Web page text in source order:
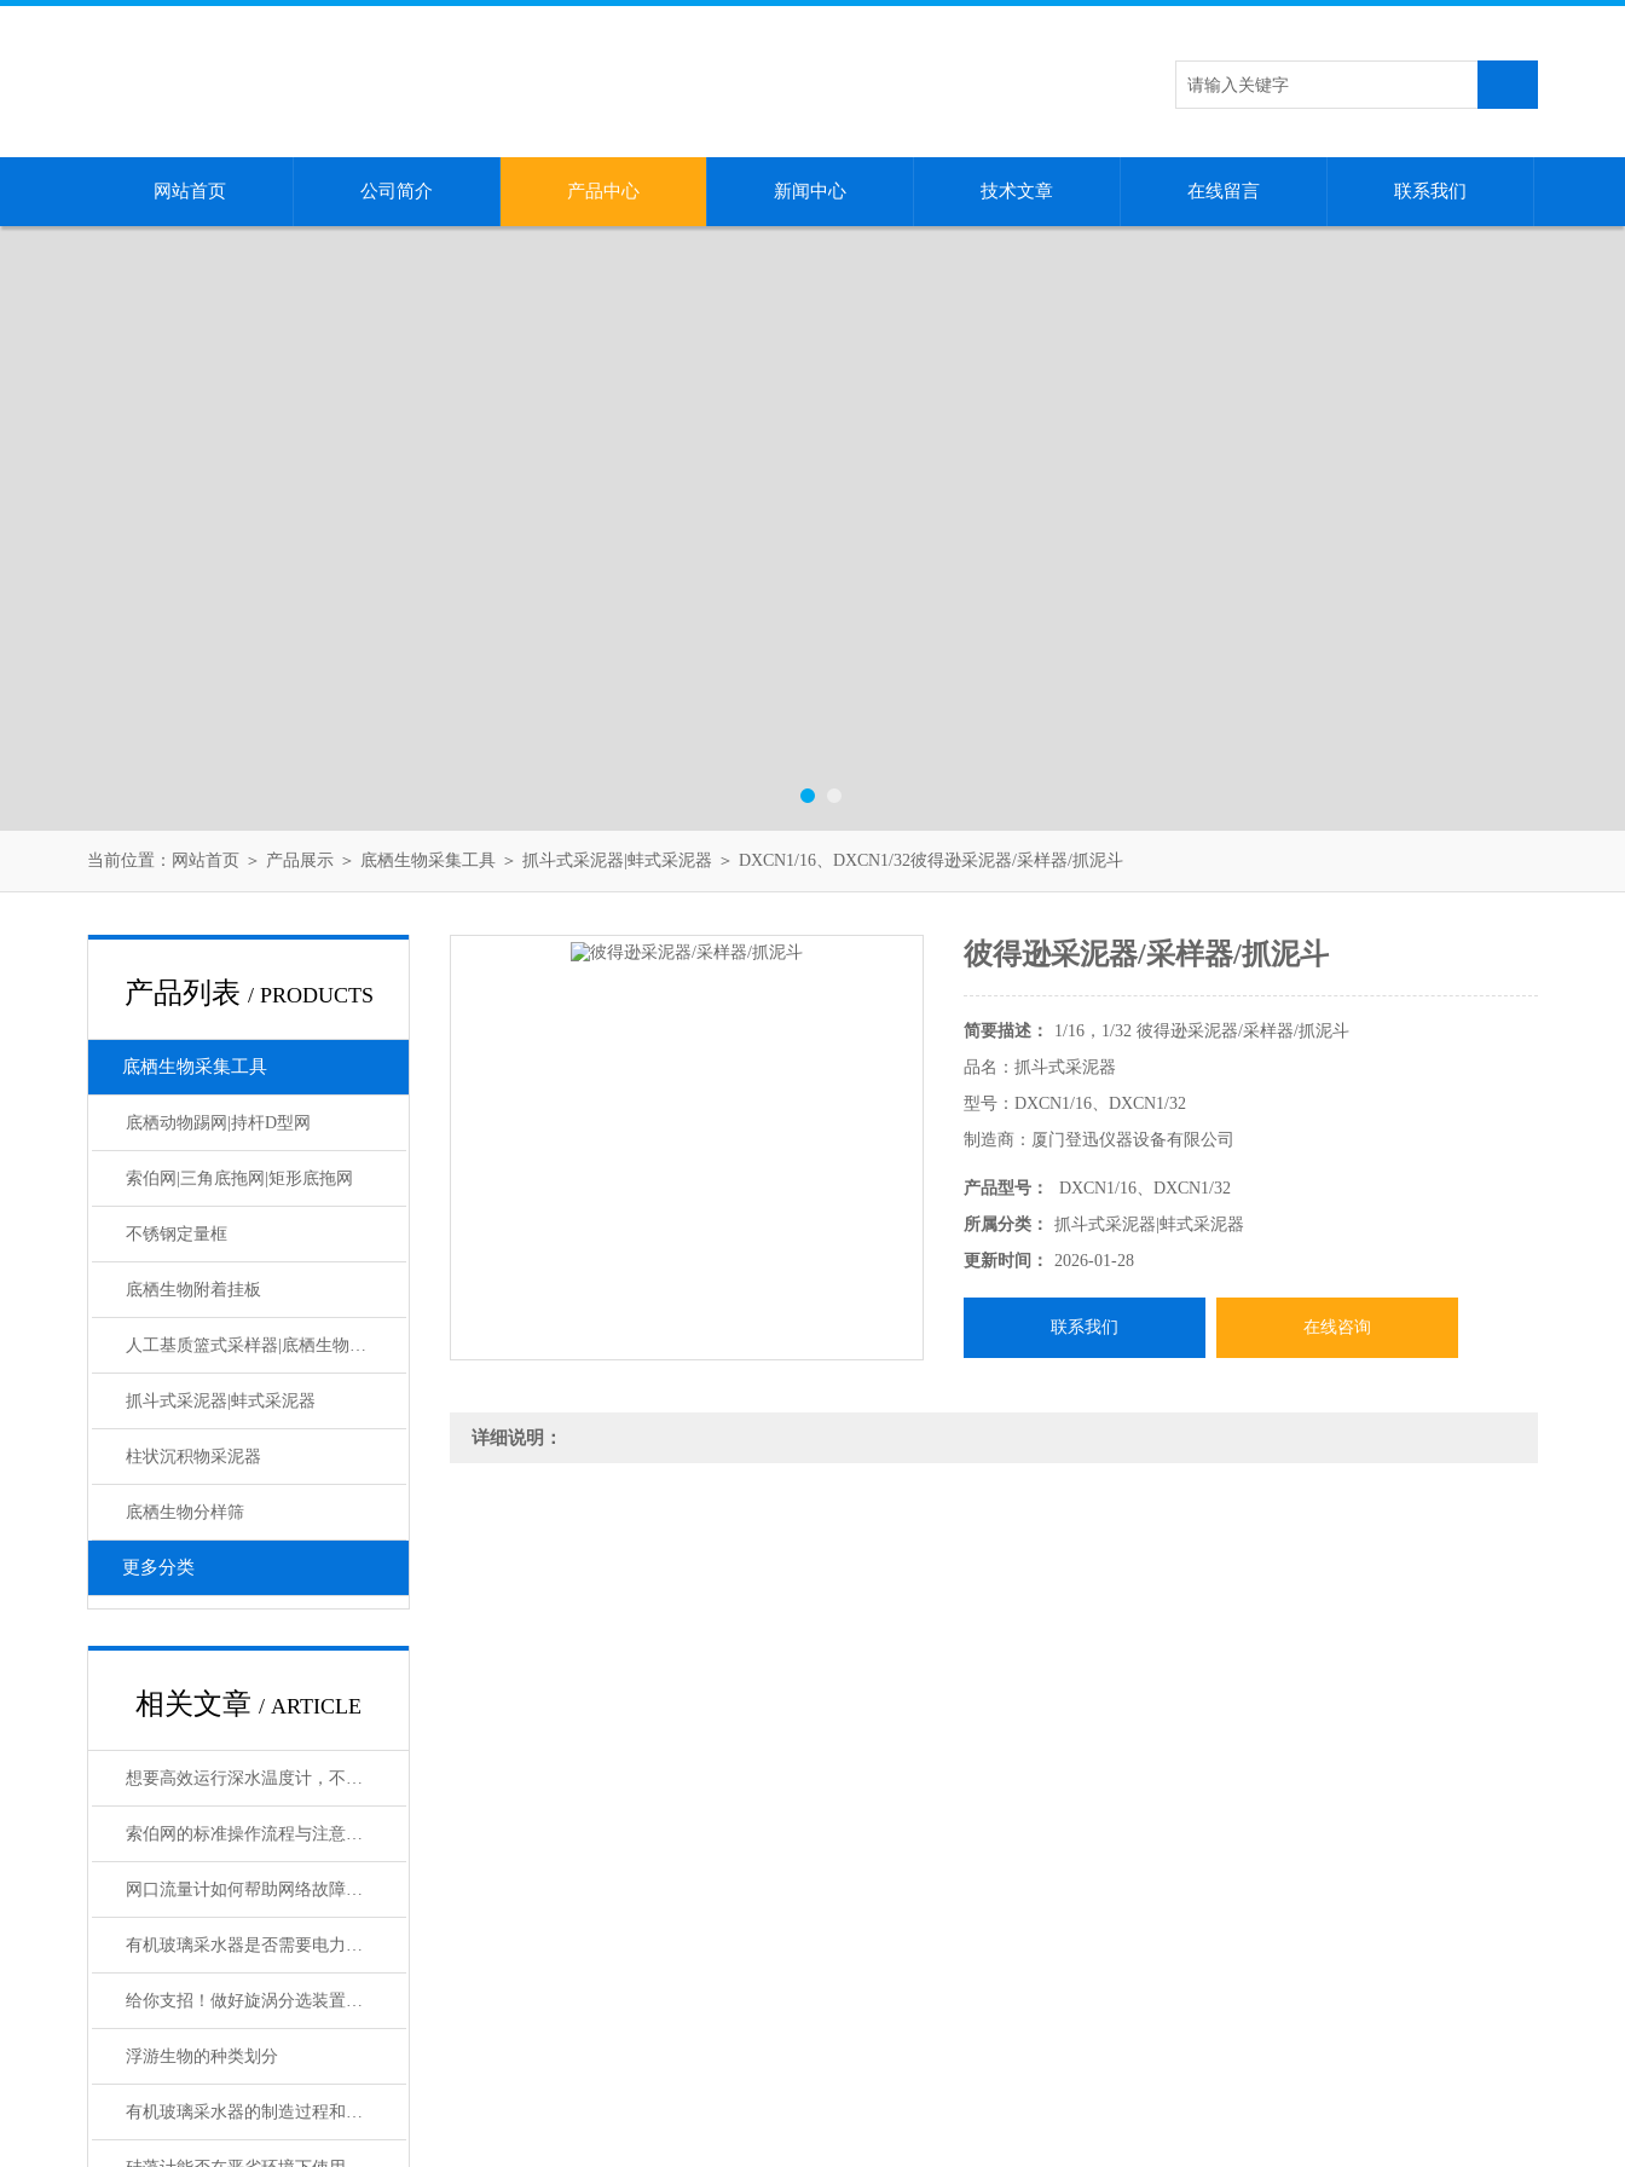
网站首页 公司简介 产品中心 新闻中心 技术文章 在线留言 联系我们
当前位置： 网站首页 ＞ 产品展示 ＞ 底栖生物采集工具 ＞ 抓斗式采泥器|蚌式采泥器 ＞ DXCN1/16、DXCN1/32彼得逊采泥器/采样器/抓泥斗
产品列表 / PRODUCTS
底栖生物采集工具
底栖动物踢网|持杆D型网
索伯网|三角底拖网|矩形底拖网
不锈钢定量框
底栖生物附着挂板
人工基质篮式采样器|底栖生物挂板
抓斗式采泥器|蚌式采泥器
柱状沉积物采泥器
底栖生物分样筛
更多分类
相关文章 / ARTICLE
想要高效运行深水温度计，不懂这些可不行
索伯网的标准操作流程与注意事项全解析
网口流量计如何帮助网络故障排除和疑难解答？
有机玻璃采水器是否需要电力或外部能源？
给你支招！做好旋涡分选装置的日常维护
浮游生物的种类划分
有机玻璃采水器的制造过程和工艺流程
彼得逊采泥器/采样器/抓泥斗
简要描述：
1/16，1/32 彼得逊采泥器/采样器/抓泥斗
品名：抓斗式采泥器
型号：DXCN1/16、DXCN1/32
制造商：厦门登迅仪器设备有限公司
用途：采集河流、湖泊、池塘、水库的水下沉积物（底泥、底质、污泥）
产品型号：
DXCN1/16、DXCN1/32
所属分类：
抓斗式采泥器|蚌式采泥器
更新时间：
2026-01-28
联系我们 在线咨询
详细说明：